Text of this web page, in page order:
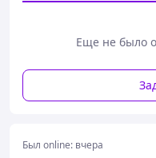
Еще не было
Был online: вчера